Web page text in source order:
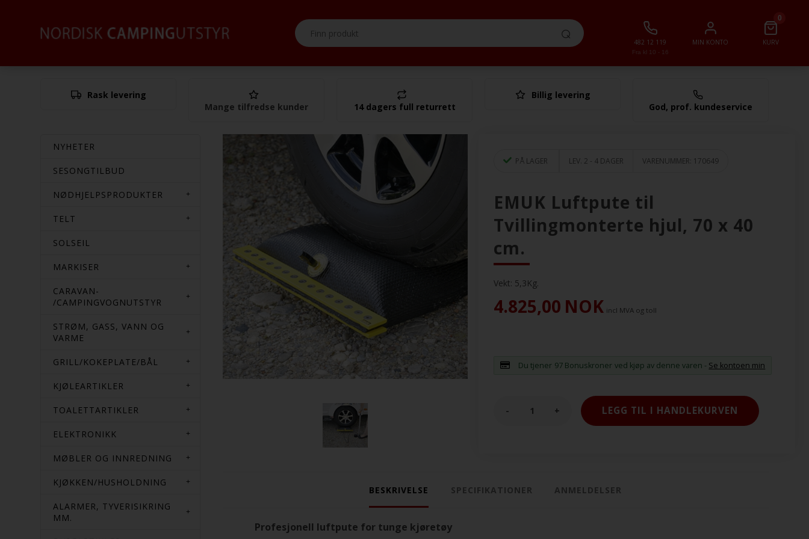
Fra kl 10 - 16
482 12 119 MIN KONTO
0
KURV
I alt
Rask levering
Mange tilfredse kunder
14 dagers full returrett
Billig levering
God, prof. kundeservice
NYHETER
SESONGTILBUD
NØDHJELPSPRODUKTER
TELT
SOLSEIL
MARKISER
CARAVAN-
/CAMPINGVOGNUTSTYR
STRØM, GASS, VANN OG
VARME
GRILL/KOKEPLATE/BÅL
KJØLEARTIKLER
TOALETTARTIKLER
ELEKTRONIKK
MØBLER OG INNREDNING
KJØKKEN/HUSHOLDNING
ALARMER, TYVERISIKRING
MM.
PÅ LAGER LEV. 2 - 4 DAGER VARENUMMER: 170649
EMUK Luftpute til
Tvillingmonterte hjul, 70 x 40
cm.
Vekt: 5,3Kg.
4.825,00 NOK incl MVA og toll
Du tjener 97 Bonuskroner ved kjøp av denne varen - Se kontoen min
- +
BESKRIVELSE SPECIFIKATIONER ANMELDELSER
Profesjonell luftpute for tunge kjøretøy